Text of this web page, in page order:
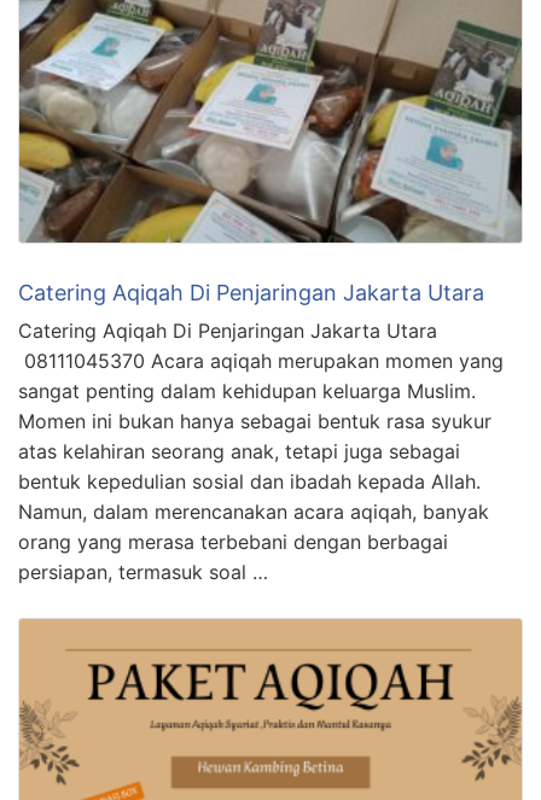
Catering Aqiqah Di Penjaringan Jakarta Utara
Catering Aqiqah Di Penjaringan Jakarta Utara
08111045370 Acara aqiqah merupakan momen yang
sangat penting dalam kehidupan keluarga Muslim.
Momen ini bukan hanya sebagai bentuk rasa syukur
atas kelahiran seorang anak, tetapi juga sebagai
bentuk kepedulian sosial dan ibadah kepada Allah.
Namun, dalam merencanakan acara aqiqah, banyak
orang yang merasa terbebani dengan berbagai
persiapan, termasuk soal …